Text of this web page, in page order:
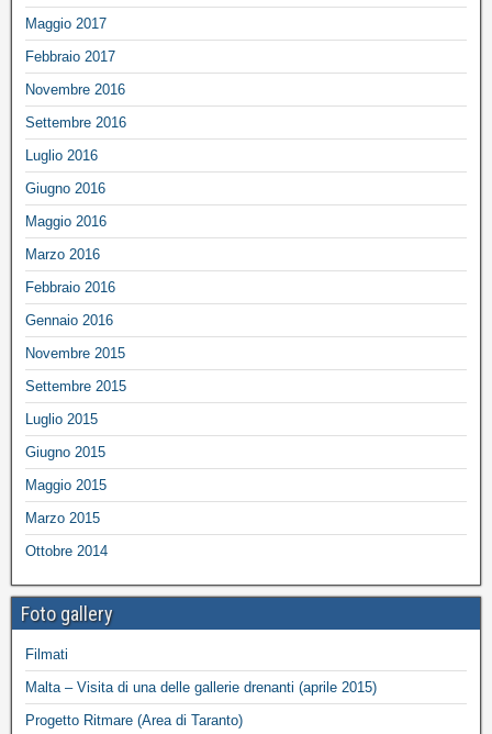
Maggio 2017
Febbraio 2017
Novembre 2016
Settembre 2016
Luglio 2016
Giugno 2016
Maggio 2016
Marzo 2016
Febbraio 2016
Gennaio 2016
Novembre 2015
Settembre 2015
Luglio 2015
Giugno 2015
Maggio 2015
Marzo 2015
Ottobre 2014
Foto gallery
Filmati
Malta – Visita di una delle gallerie drenanti (aprile 2015)
Progetto Ritmare (Area di Taranto)